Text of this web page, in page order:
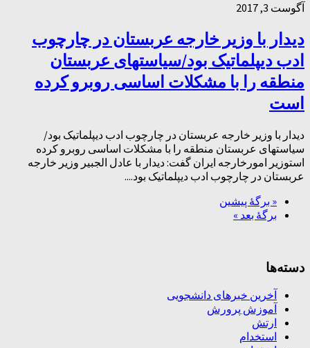
آگوست 3, 2017
دیدار با وزیر خارجه عربستان در چارچوب
ادب دیپلماتیک بود/سیاستهای عربستان
منطقه را با مشکلات اساسی روبرو کرده
است
دیدار با وزیر خارجه عربستان در چارچوب ادب دیپلماتیک بود/
سیاستهای عربستان منطقه را با مشکلات اساسی روبرو کرده
استوزیر امورخارجه ایران گفت: دیدار با عادل الجبیر وزیر خارجه
عربستان در چارچوب ادب دیپلماتیک بود....
« برگه‌ٔ پیشین
برگهٔ بعد »
دسته‌ها
آخرین خبرهای دانشجویی
آموزش پرورش
ارتش
استخدام